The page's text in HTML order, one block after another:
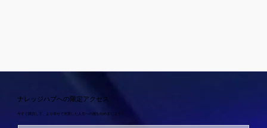
ナレッジハブへの限定アクセス
今すぐ購読して、より幸せで充実した人生への旅を始めましょう！